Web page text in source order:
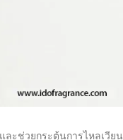
ะช่วยกระตุ้นการไหลเวียน